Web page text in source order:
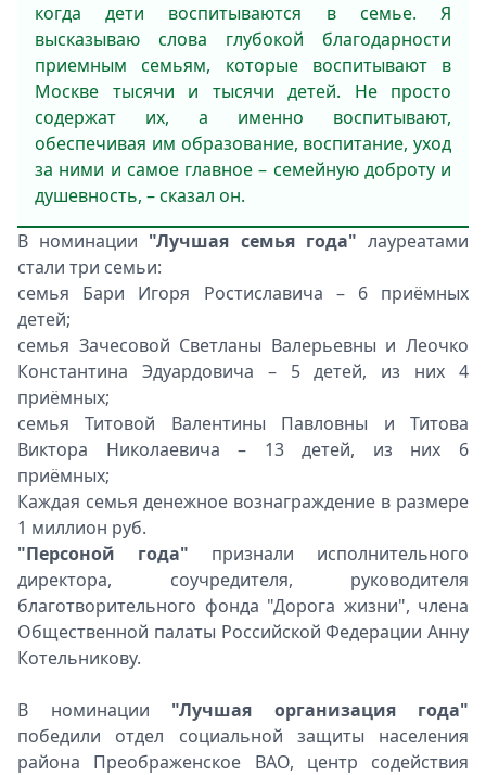
когда дети воспитываются в семье. Я
высказываю слова глубокой благодарности
приемным семьям, которые воспитывают в
Москве тысячи и тысячи детей. Не просто
содержат их, а именно воспитывают,
обеспечивая им образование, воспитание, уход
за ними и самое главное – семейную доброту и
душевность, – сказал он.
В номинации "Лучшая семья года" лауреатами
стали три семьи:
семья Бари Игоря Ростиславича – 6 приёмных
детей;
семья Зачесовой Светланы Валерьевны и Леочко
Константина Эдуардовича – 5 детей, из них 4
приёмных;
семья Титовой Валентины Павловны и Титова
Виктора Николаевича – 13 детей, из них 6
приёмных;
Каждая семья денежное вознаграждение в размере
1 миллион руб.
"Персоной года" признали исполнительного
директора, соучредителя, руководителя
благотворительного фонда "Дорога жизни", члена
Общественной палаты Российской Федерации Анну
Котельникову.
В номинации "Лучшая организация года"
победили отдел социальной защиты населения
района Преображенское ВАО, центр содействия